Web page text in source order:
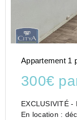
Appartement 1
300€
EXCLUSIVITÉ -
En location :